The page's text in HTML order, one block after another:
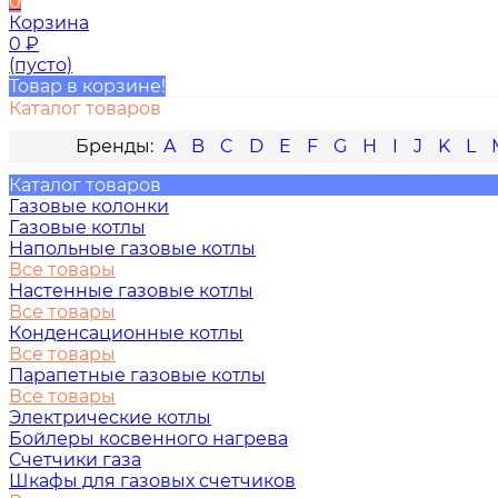
Корзина
0 ₽
(пусто)
Товар в корзине!
Каталог товаров
A
B C D E F G H I J K L
Каталог товаров
Газовые колонки
Газовые котлы
Напольные газовые котлы
Все товары
Настенные газовые котлы
Все товары
Конденсационные котлы
Все товары
Парапетные газовые котлы
Все товары
Электрические котлы
Бойлеры косвенного нагрева
Счетчики газа
Шкафы для газовых счетчиков